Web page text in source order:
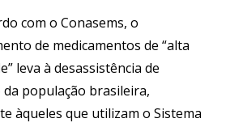
com o Conasems, o
de medicamentos de “alta
leva à desassistência de
população brasileira,
àqueles que utilizam o Sistema